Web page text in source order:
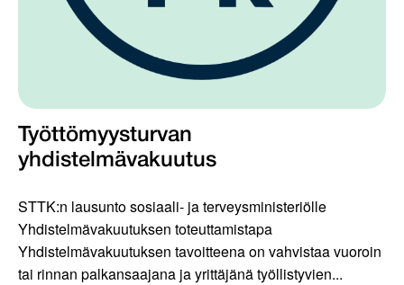
Työttömyysturvan
yhdistelmävakuutus
STTK:n lausunto sosiaali- ja terveysministeriölle
Yhdistelmävakuutuksen toteuttamistapa
Yhdistelmävakuutuksen tavoitteena on vahvistaa vuoroin
tai rinnan palkansaajana ja yrittäjänä työllistyvien...